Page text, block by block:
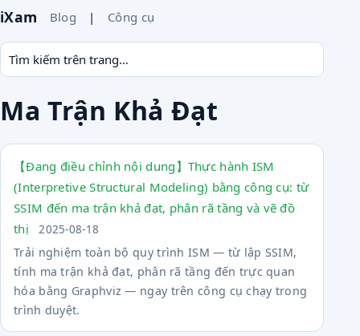
iXam Blog | Công cụ
Ma Trận Khả Đạt
【Đang điều chỉnh nội dung】Thực hành ISM
(Interpretive Structural Modeling) bằng công cụ: từ
SSIM đến ma trận khả đạt, phân rã tầng và vẽ đồ
thị
2025-08-18
Trải nghiệm toàn bộ quy trình ISM — từ lập SSIM,
tính ma trận khả đạt, phân rã tầng đến trực quan
hóa bằng Graphviz — ngay trên công cụ chạy trong
trình duyệt.